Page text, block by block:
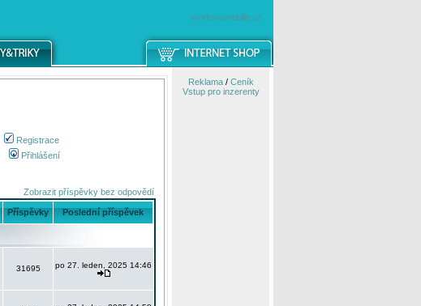
windowsmobile.cz
Registrace
Přihlášení
Zobrazit příspěvky bez odpovědí
Příspěvky Poslední příspěvek
31695 po 27. leden, 2025 14:46
Reklama/ Ceník
Vstup pro inzerenty